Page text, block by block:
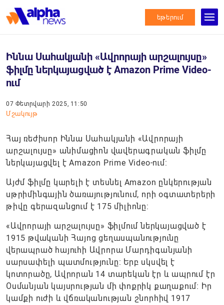
եթերում
Իննա Սահակյանի «Ավրորայի արշալույսը»
ֆիլմը ներկայացված է Amazon Prime Video-
ում
07 Փետրվարի 2025, 11:50
Մշակույթ
Հայ ռեժիսոր Իննա Սահակյանի «Ավրորայի
արշալույսը» անիմացիոն վավերագրական ֆիլմը
ներկայացվել է Amazon Prime Video-ում:
Այժմ ֆիլմը կարելի է տեսնել Amazon ընկերության
սթրիմինգային ծառայությունում, որի օգտատերերի
թիվը գերազանցում է 175 միլիոնը:
«Ավրորայի արշալույսը» ֆիլմում ներկայացված է
1915 թվականի Հայոց ցեղասպանությունը
վերապրած հայուհի Ավրորա Մարդիգանյանի
սարսափելի պատմությունը: Երբ սկսվել է
կոտորածը, Ավրորան 14 տարեկան էր և ապրում էր
Օսմանյան կայսրության մի փոքրիկ քաղաքում։ Իր
կամքի ուժի և վճռականության շնորհիվ 1917